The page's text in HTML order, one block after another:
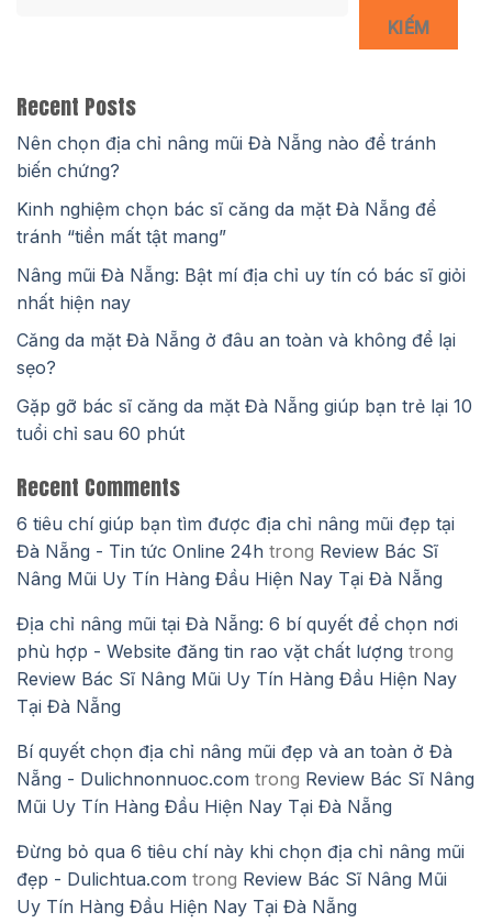
KIẾM
Recent Posts
Nên chọn địa chỉ nâng mũi Đà Nẵng nào để tránh
biến chứng?
Kinh nghiệm chọn bác sĩ căng da mặt Đà Nẵng để
tránh “tiền mất tật mang”
Nâng mũi Đà Nẵng: Bật mí địa chỉ uy tín có bác sĩ giỏi
nhất hiện nay
Căng da mặt Đà Nẵng ở đâu an toàn và không để lại
sẹo?
Gặp gỡ bác sĩ căng da mặt Đà Nẵng giúp bạn trẻ lại 10
tuổi chỉ sau 60 phút
Recent Comments
6 tiêu chí giúp bạn tìm được địa chỉ nâng mũi đẹp tại
Đà Nẵng - Tin tức Online 24h trong Review Bác Sĩ
Nâng Mũi Uy Tín Hàng Đầu Hiện Nay Tại Đà Nẵng
Địa chỉ nâng mũi tại Đà Nẵng: 6 bí quyết để chọn nơi
phù hợp - Website đăng tin rao vặt chất lượng trong
Review Bác Sĩ Nâng Mũi Uy Tín Hàng Đầu Hiện Nay
Tại Đà Nẵng
Bí quyết chọn địa chỉ nâng mũi đẹp và an toàn ở Đà
Nẵng - Dulichnonnuoc.com trong Review Bác Sĩ Nâng
Mũi Uy Tín Hàng Đầu Hiện Nay Tại Đà Nẵng
Đừng bỏ qua 6 tiêu chí này khi chọn địa chỉ nâng mũi
đẹp - Dulichtua.com trong Review Bác Sĩ Nâng Mũi
Uy Tín Hàng Đầu Hiện Nay Tại Đà Nẵng